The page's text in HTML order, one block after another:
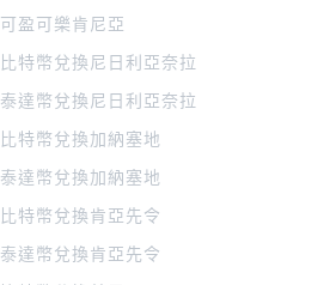
可盈可樂肯尼亞
比特幣兌換尼日利亞奈拉
泰達幣兌換尼日利亞奈拉
比特幣兌換加納塞地
泰達幣兌換加納塞地
比特幣兌換肯亞先令
泰達幣兌換肯亞先令